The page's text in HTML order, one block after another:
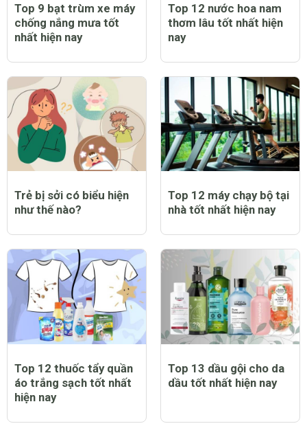
Top 9 bạt trùm xe máy
chống nắng mưa tốt
nhất hiện nay
Top 12 nước hoa nam
thơm lâu tốt nhất hiện
nay
Trẻ bị sởi có biểu hiện
như thế nào?
Top 12 máy chạy bộ tại
nhà tốt nhất hiện nay
Top 12 thuốc tẩy quần
áo trắng sạch tốt nhất
hiện nay
Top 13 dầu gội cho da
dầu tốt nhất hiện nay